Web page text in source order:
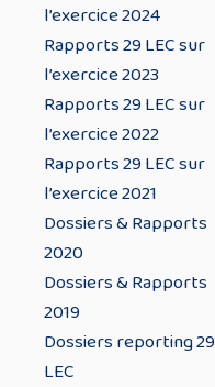
l’exercice 2024
Rapports 29 LEC sur
l’exercice 2023
Rapports 29 LEC sur
l’exercice 2022
Rapports 29 LEC sur
l’exercice 2021
Dossiers & Rapports
2020
Dossiers & Rapports
2019
Dossiers reporting 29
LEC